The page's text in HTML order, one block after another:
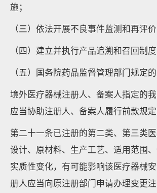
施；
（三）依法开展不良事件监测和再评价
（四）建立并执行产品追溯和召回制度
（五）国务院药品监督管理部门规定的
境外医疗器械注册人、备案人指定的
应当协助注册人、备案人履行前款规定
第二十一条已注册的第二类、第三类
设计、原材料、生产工艺、适用范围
实质性变化，有可能影响该医疗器械
册人应当向原注册部门申请办理变更